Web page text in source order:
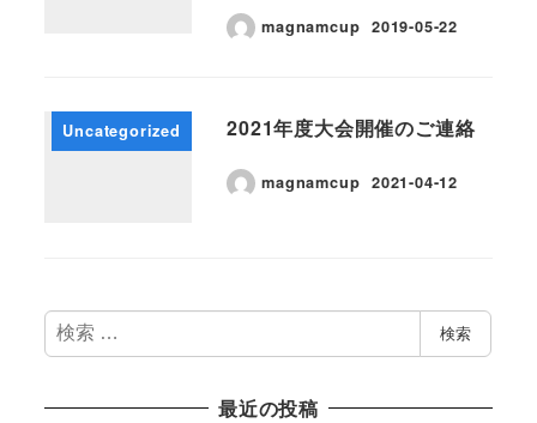
magnamcup 2019-05-22
Uncategorized 2021年度大会開催のご連絡
magnamcup 2021-04-12
検
索
検索
最近の投稿